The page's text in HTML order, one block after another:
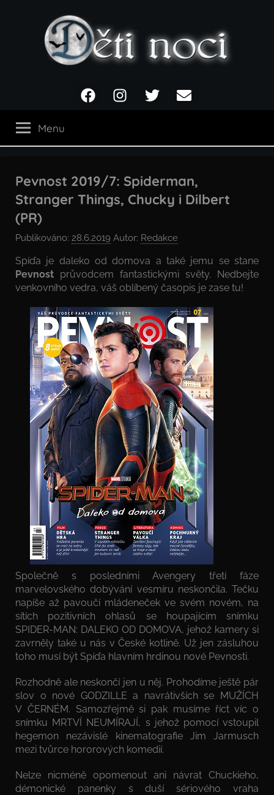
noci
FacebookInstagramTwitter Email
Menu
Pevnost 2019/7: Spiderman,
Stranger Things, Chucky i Dilbert
(PR)
Publikováno: 28.6.2019 Autor: Redakce
Spíďa je daleko od domova a také jemu se stane
Pevnost průvodcem fantastickými světy. Nedbejte
venkovního vedra, váš oblíbený časopis je zase tu!
Společně s posledními Avengery třetí fáze
marvelovského dobývání vesmíru neskončila. Tečku
napíše až pavoučí mládeneček ve svém novém, na
sítích pozitivních ohlasů se houpajícím snímku
SPIDER-MAN: DALEKO OD DOMOVA, jehož kamery si
zavrněly také u nás v České kotlině. Už jen zásluhou
toho musí být Spíďa hlavním hrdinou nové Pevnosti.
Rozhodně ale neskončí jen u něj. Prohodíme ještě pár
slov o nové GODZILLE a navrátivších se MUŽÍCH
V ČERNÉM. Samozřejmě si pak musíme říct víc o
snímku MRTVÍ NEUMÍRAJÍ, s jehož pomocí vstoupil
hegemon nezávislé kinematografie Jim Jarmusch
mezi tvůrce hororových komedií.
Nelze nicméně opomenout ani návrat Chuckieho,
démonické panenky s duší sériového vraha